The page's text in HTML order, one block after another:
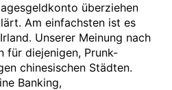
überziehen
Am einfachsten ist es
Unserer Meinung nach
für diejenigen, Prunk-
chinesischen Städten.
Banking,